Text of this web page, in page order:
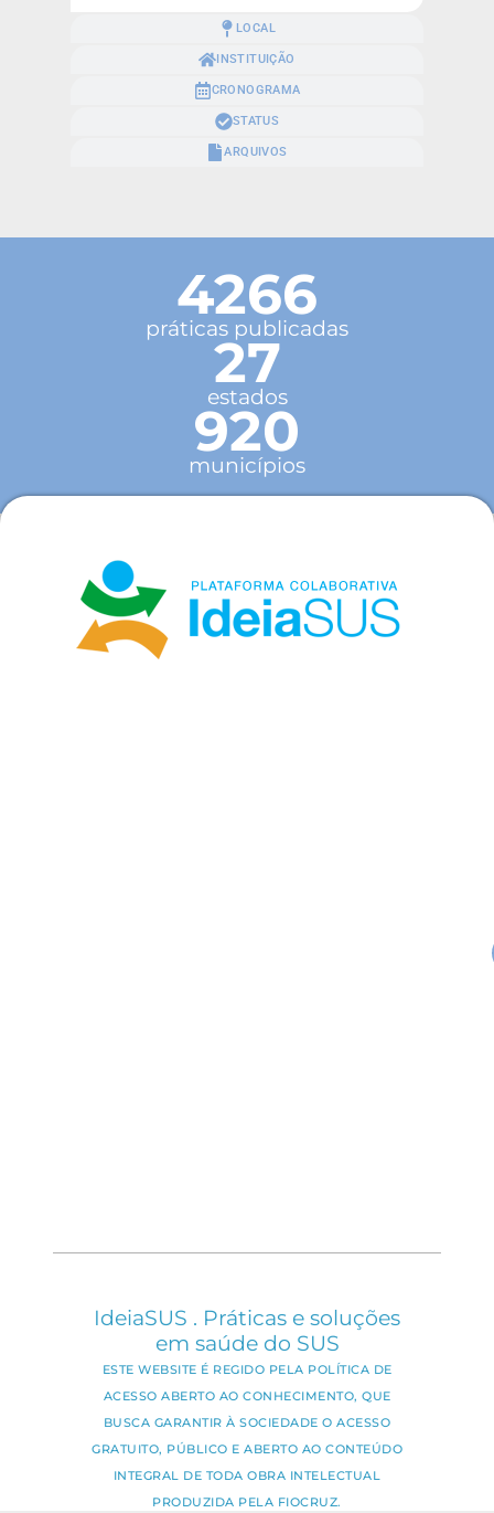
LOCAL
INSTITUIÇÃO
CRONOGRAMA
STATUS
ARQUIVOS
4266
práticas publicadas
27
estados
920
municípios
IdeiaSUS . Práticas e soluções
em saúde do SUS
ESTE WEBSITE É REGIDO PELA POLÍTICA DE
ACESSO ABERTO AO CONHECIMENTO, QUE
BUSCA GARANTIR À SOCIEDADE O ACESSO
GRATUITO, PÚBLICO E ABERTO AO CONTEÚDO
INTEGRAL DE TODA OBRA INTELECTUAL
PRODUZIDA PELA FIOCRUZ.